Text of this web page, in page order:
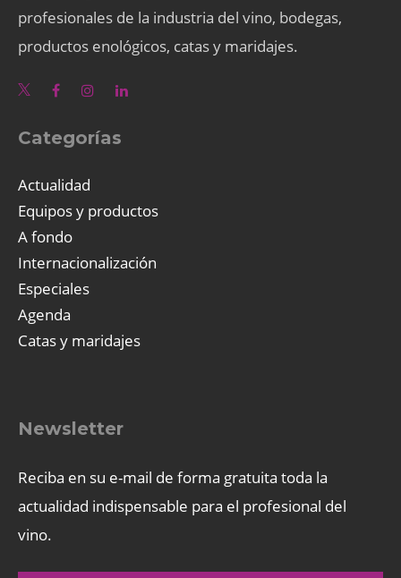
profesionales de la industria del vino, bodegas,
productos enológicos, catas y maridajes.
Categorías
Actualidad
Equipos y productos
A fondo
Internacionalización
Especiales
Agenda
Catas y maridajes
Newsletter
Reciba en su e-mail de forma gratuita toda la
actualidad indispensable para el profesional del
vino.